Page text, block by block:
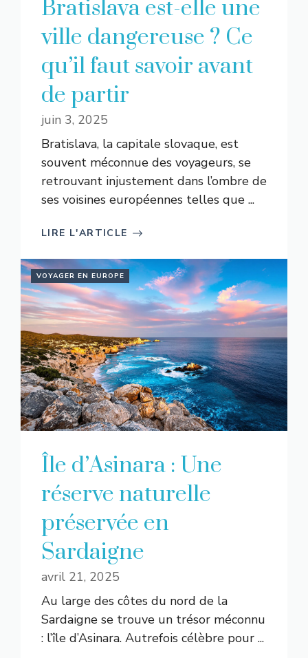
Bratislava est-elle une
ville dangereuse ? Ce
qu’il faut savoir avant
de partir
juin 3, 2025
Bratislava, la capitale slovaque, est
souvent méconnue des voyageurs, se
retrouvant injustement dans l’ombre de
ses voisines européennes telles que ...
LIRE L'ARTICLE
VOYAGER EN EUROPE
Île d’Asinara : Une
réserve naturelle
préservée en
Sardaigne
avril 21, 2025
Au large des côtes du nord de la
Sardaigne se trouve un trésor méconnu
: l’île d’Asinara. Autrefois célèbre pour ...